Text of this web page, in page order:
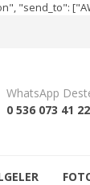
"send_to":
WhatsApp
0 536 073 41 22